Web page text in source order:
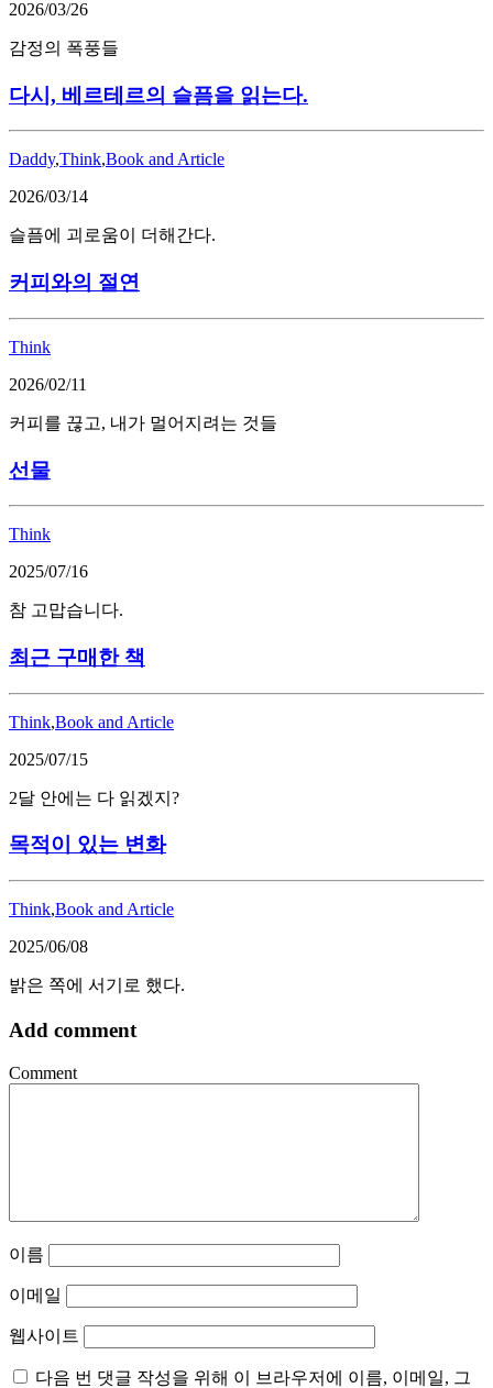
2026/03/26
감정의 폭풍들
다시, 베르테르의 슬픔을 읽는다.
Daddy,Think,Book and Article
2026/03/14
슬픔에 괴로움이 더해간다.
커피와의 절연
Think
2026/02/11
커피를 끊고, 내가 멀어지려는 것들
선물
Think
2025/07/16
참 고맙습니다.
최근 구매한 책
Think,Book and Article
2025/07/15
2달 안에는 다 읽겠지?
목적이 있는 변화
Think,Book and Article
2025/06/08
밝은 쪽에 서기로 했다.
Add comment
Comment
이름
이메일
웹사이트
다음 번 댓글 작성을 위해 이 브라우저에 이름, 이메일, 그